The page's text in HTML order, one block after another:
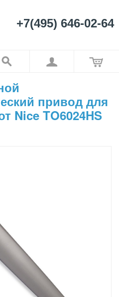
+7(495) 646-02-64
привод для
Nice TO6024HS